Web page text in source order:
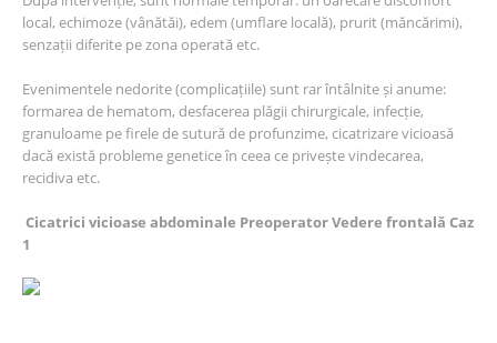
local, echimoze (vânătăi), edem (umflare locală), prurit (măncărimi),
senzații diferite pe zona operată etc.
Evenimentele nedorite (complicațiile) sunt rar întâlnite și anume:
formarea de hematom, desfacerea plăgii chirurgicale, infecție,
granuloame pe firele de sutură de profunzime, cicatrizare vicioasă
dacă există probleme genetice în ceea ce privește vindecarea,
recidiva etc.
Cicatrici vicioase abdominale Preoperator Vedere frontală Caz
1